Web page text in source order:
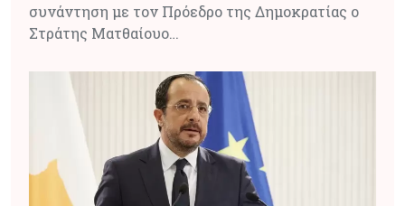
συνάντηση με τον Πρόεδρο της Δημοκρατίας ο
Στράτης Ματθαίουο…